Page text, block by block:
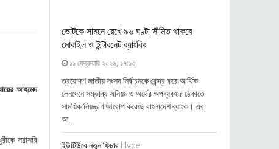
আহমেদ
সরাসরি
ভোটকে সামনে রেখে ৯৬ ঘণ্টা সীমিত থাকবে
মোবাইল ও ইন্টারনেট ব্যাংকিং
১১ ফেব্রুয়ারি ২০২৬, ১৭:১৩
ত্রয়োদশ জাতীয় সংসদ নির্বাচনকে কেন্দ্র করে আর্থিক
লেনদেনে সম্ভাব্য অনিয়ম ও অর্থের অপব্যবহার ঠেকাতে
সাময়িক নিয়ন্ত্রণ আরোপ করেছে বাংলাদেশ ব্যাংক। এর
আ...
ইউটিউবে নতুন ফিচার Hype